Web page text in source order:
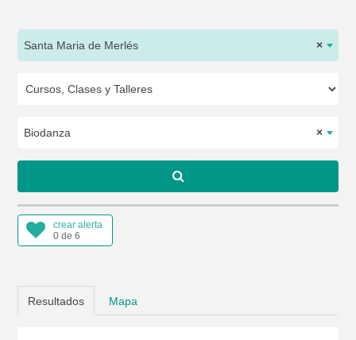
×
Santa Maria de Merlés
×
Biodanza
crear alerta
0 de 6
Resultados Mapa